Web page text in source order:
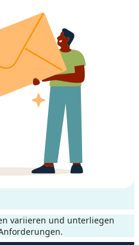
variieren und unterliegen